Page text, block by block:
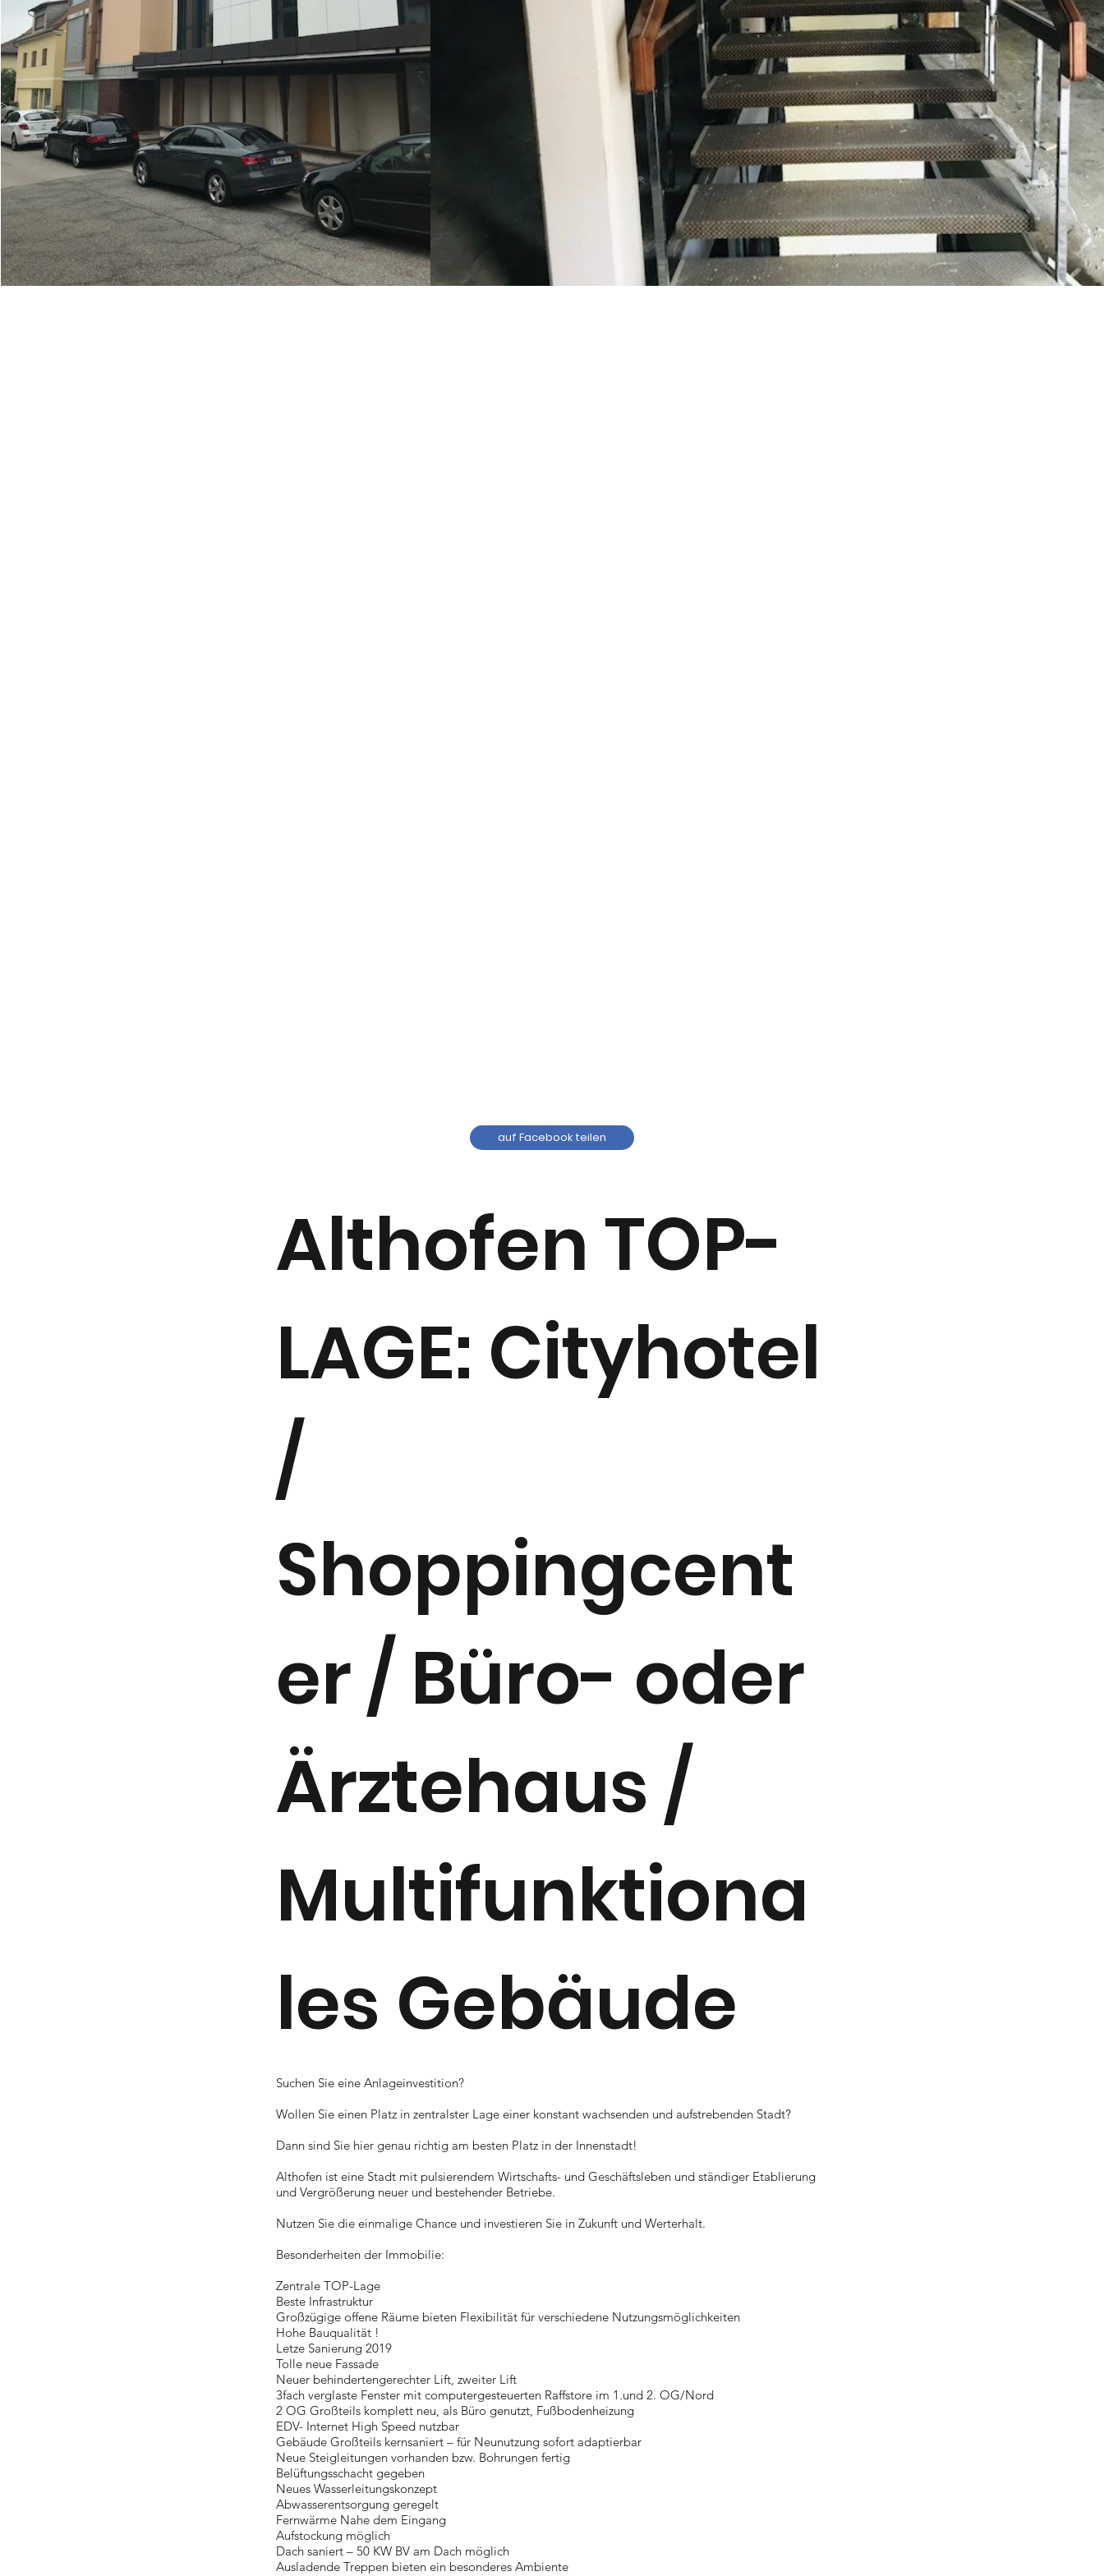
Althofen TOP-
LAGE: Cityhotel
/
Shoppingcent
er / Büro- oder
Ärztehaus /
Multifunktiona
les Gebäude
Suchen Sie eine Anlageinvestition?
Wollen Sie einen Platz in zentralster Lage einer konstant wachsenden und aufstrebenden Stadt?
Dann sind Sie hier genau richtig am besten Platz in der Innenstadt!
Althofen ist eine Stadt mit pulsierendem Wirtschafts- und Geschäftsleben und ständiger Etablierung
und Vergrößerung neuer und bestehender Betriebe.
Nutzen Sie die einmalige Chance und investieren Sie in Zukunft und Werterhalt.
Besonderheiten der Immobilie:
Zentrale TOP-Lage
Beste Infrastruktur
Großzügige offene Räume bieten Flexibilität für verschiedene Nutzungsmöglichkeiten
Hohe Bauqualität !
Letze Sanierung 2019
Tolle neue Fassade
Neuer behindertengerechter Lift, zweiter Lift
3fach verglaste Fenster mit computergesteuerten Raffstore im 1.und 2. OG/Nord
2 OG Großteils komplett neu, als Büro genutzt, Fußbodenheizung
EDV- Internet High Speed nutzbar
Gebäude Großteils kernsaniert – für Neunutzung sofort adaptierbar
Neue Steigleitungen vorhanden bzw. Bohrungen fertig
Belüftungsschacht gegeben
Neues Wasserleitungskonzept
Abwasserentsorgung geregelt
Fernwärme Nahe dem Eingang
Aufstockung möglich
Dach saniert – 50 KW BV am Dach möglich
Ausladende Treppen bieten ein besonderes Ambiente
auf Facebook teilen